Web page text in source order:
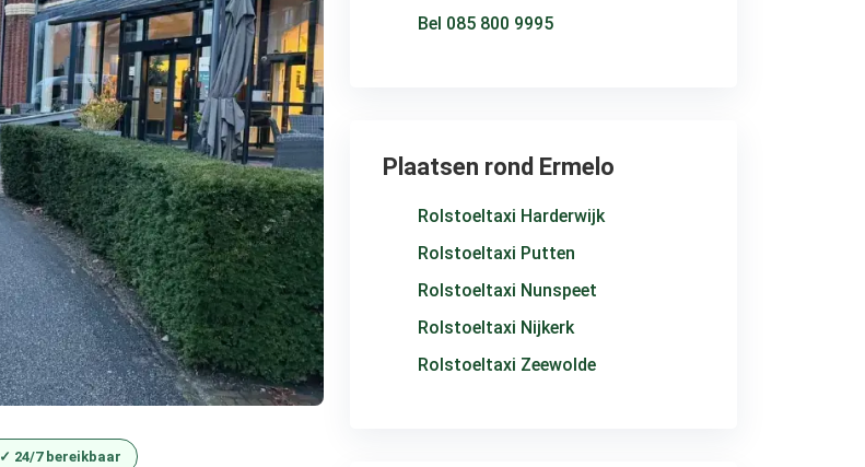
✓ 24/7 bereikbaar
Bel 085 800 9995
Plaatsen rond Ermelo
Rolstoeltaxi Harderwijk
Rolstoeltaxi Putten
Rolstoeltaxi Nunspeet
Rolstoeltaxi Nijkerk
Rolstoeltaxi Zeewolde